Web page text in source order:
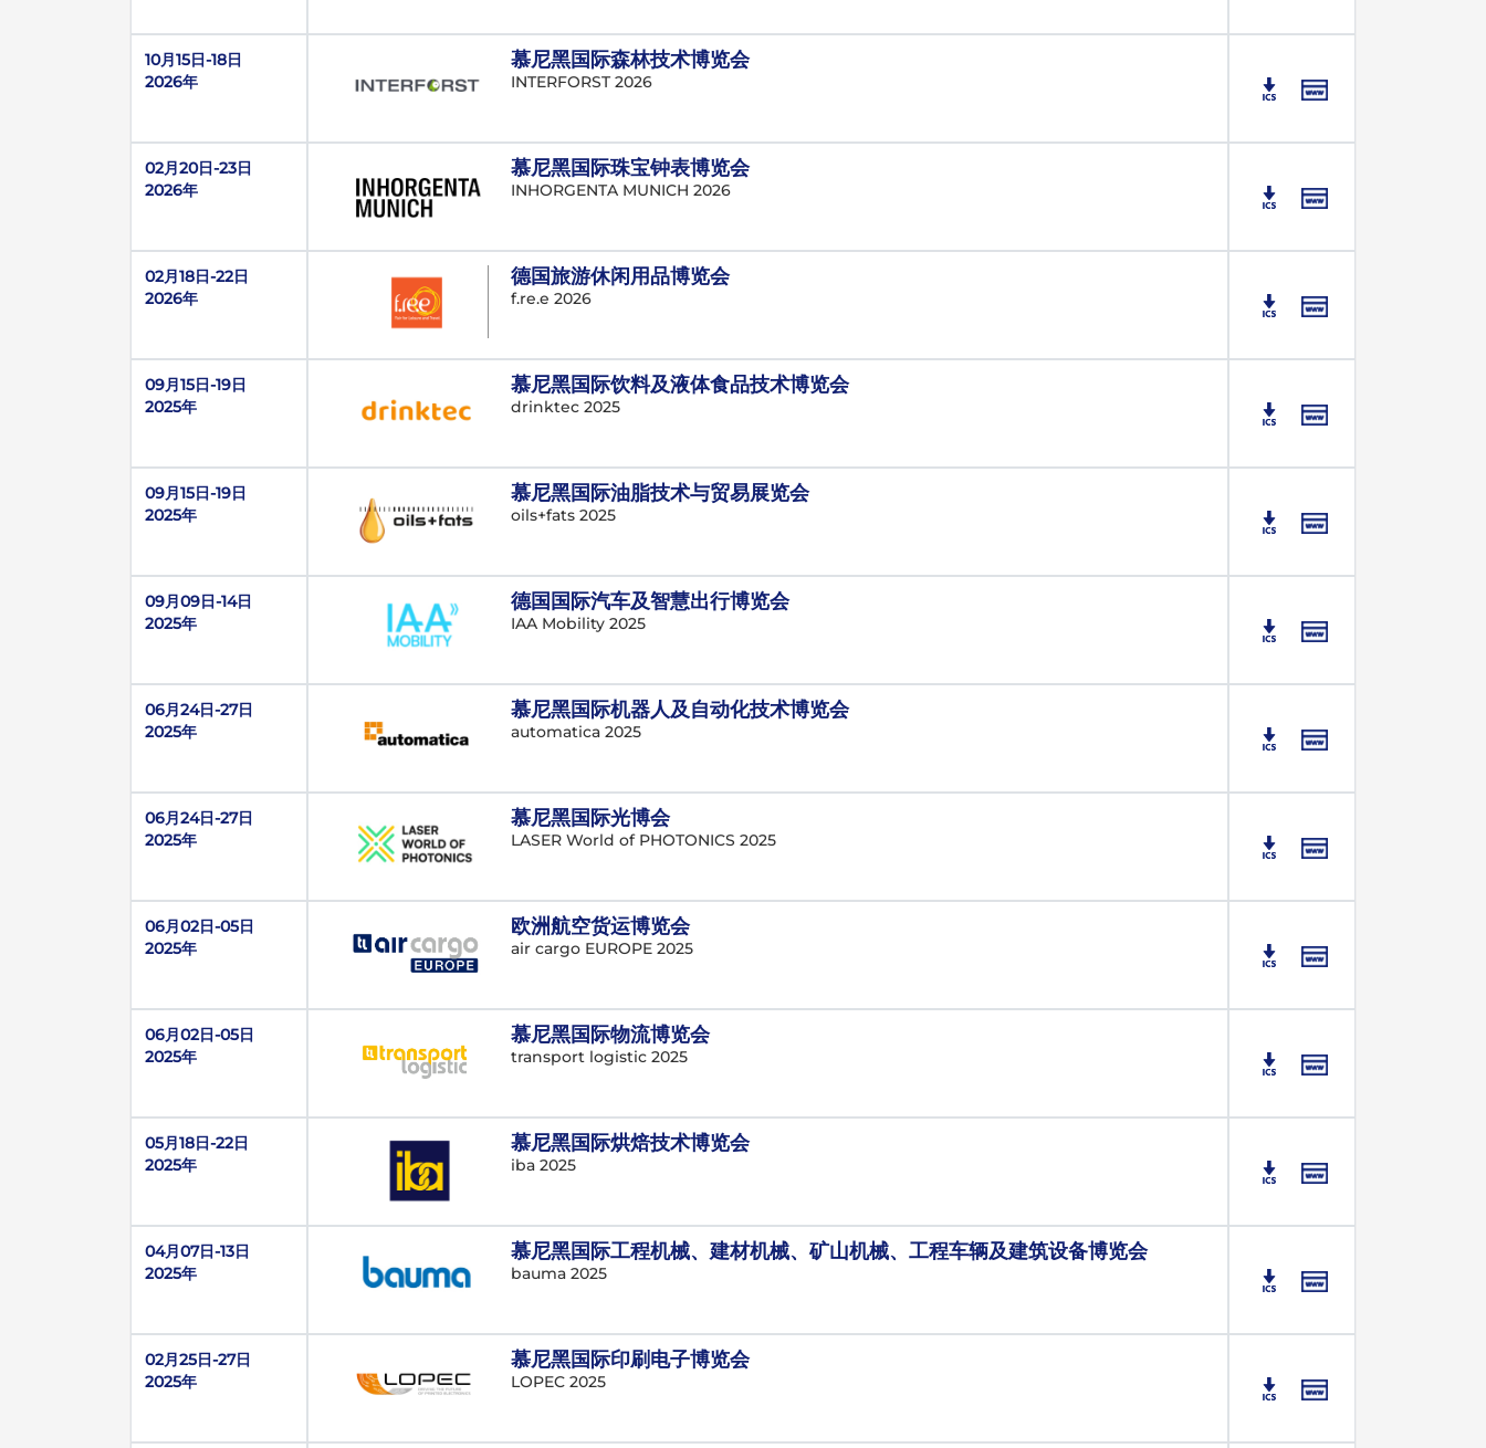
10月15日-18日
2026年
慕尼黑国际森林技术博览会
INTERFORST 2026
02月20日-23日
2026年
慕尼黑国际珠宝钟表博览会
INHORGENTA MUNICH 2026
02月18日-22日
2026年
德国旅游休闲用品博览会
f.re.e 2026
09月15日-19日
2025年
慕尼黑国际饮料及液体食品技术博览会
drinktec 2025
09月15日-19日
2025年
慕尼黑国际油脂技术与贸易展览会
oils+fats 2025
09月09日-14日
2025年
德国国际汽车及智慧出行博览会
IAA Mobility 2025
06月24日-27日
2025年
慕尼黑国际机器人及自动化技术博览会
automatica 2025
06月24日-27日
2025年
慕尼黑国际光博会
LASER World of PHOTONICS 2025
06月02日-05日
2025年
欧洲航空货运博览会
air cargo EUROPE 2025
06月02日-05日
2025年
慕尼黑国际物流博览会
transport logistic 2025
05月18日-22日
2025年
慕尼黑国际烘焙技术博览会
iba 2025
04月07日-13日
2025年
慕尼黑国际工程机械、建材机械、矿山机械、工程车辆及建筑设备博览会
bauma 2025
02月25日-27日
2025年
慕尼黑国际印刷电子博览会
LOPEC 2025